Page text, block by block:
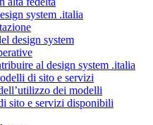
system .italia
design system
al design system .italia
di sito e servizi
dei modelli
sito e servizi disponibili